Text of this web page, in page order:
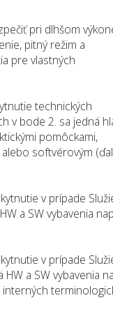
pri dlhšom
pitný režim a
pre vlastných
technických
v bode 2. sa jedná
pomôckami,
alebo softvérovým
v prípade
a SW vybavenia
v prípade
a SW vybavenia